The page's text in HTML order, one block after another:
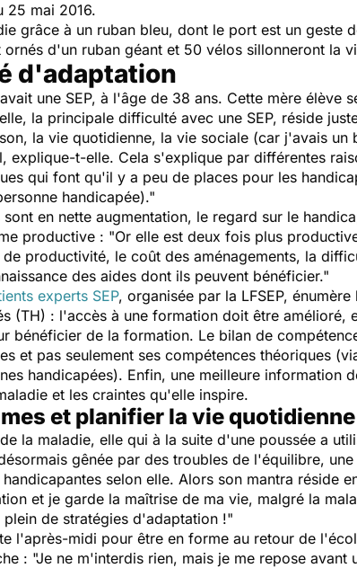
25 mai 2016.
grâce à un ruban bleu, dont le port est un geste
ornés d'un ruban géant et 50 vélos sillonneront la
d'adaptation
une SEP, à l'âge de 38 ans. Cette mère élève
la principale difficulté avec une SEP, réside
la vie quotidienne, la vie sociale (car j'avais
explique-t-elle. Cela s'explique par différentes
qui font qu'il y a peu de places pour les
handicapée)."
en nette augmentation, le regard sur le
productive : "Or elle est deux fois plus
productivité, le coût des aménagements, la
des aides dont ils peuvent bénéficier."
experts SEP, organisée par la LFSEP,
(TH) : l'accès à une formation doit être amélioré,
bénéficier de la formation. Le bilan de
et pas seulement ses compétences théoriques
handicapées). Enfin, une meilleure information
et les craintes qu'elle inspire.
et planifier la vie quotidienne
la maladie, elle qui à la suite d'une poussée a
gênée par des troubles de l'équilibre,
selon elle. Alors son mantra réside
et je garde la maîtrise de ma vie, malgré la
de stratégies d'adaptation !"
l'après-midi pour être en forme au retour de
: "Je ne m'interdis rien, mais je me repose avant